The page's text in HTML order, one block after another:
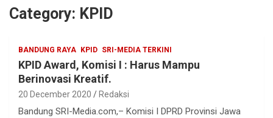
Category: KPID
BANDUNG RAYA KPID SRI-MEDIA TERKINI
KPID Award, Komisi I : Harus Mampu
Berinovasi Kreatif.
20 December 2020 Redaksi
Bandung SRI-Media.com,– Komisi I DPRD Provinsi Jawa